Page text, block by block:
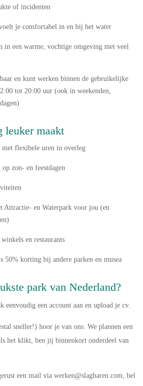
of incidenten
je comfortabel in en bij het water
in een warme, vochtige omgeving met veel
en kunt werken binnen de gebruikelijke
tot 20:00 uur (ook in weekenden,
leuker maakt
met flexibele uren in overleg
zon- en feestdagen
Attractie- en Waterpark voor jou (en
en restaurants
50% korting bij andere parken en musea
park van Nederland?
eenvoudig een account aan en upload je cv.
sneller!) hoor je van ons. We plannen een
het klikt, ben jij binnenkort onderdeel van
een mail via werken@slagharen.com, bel